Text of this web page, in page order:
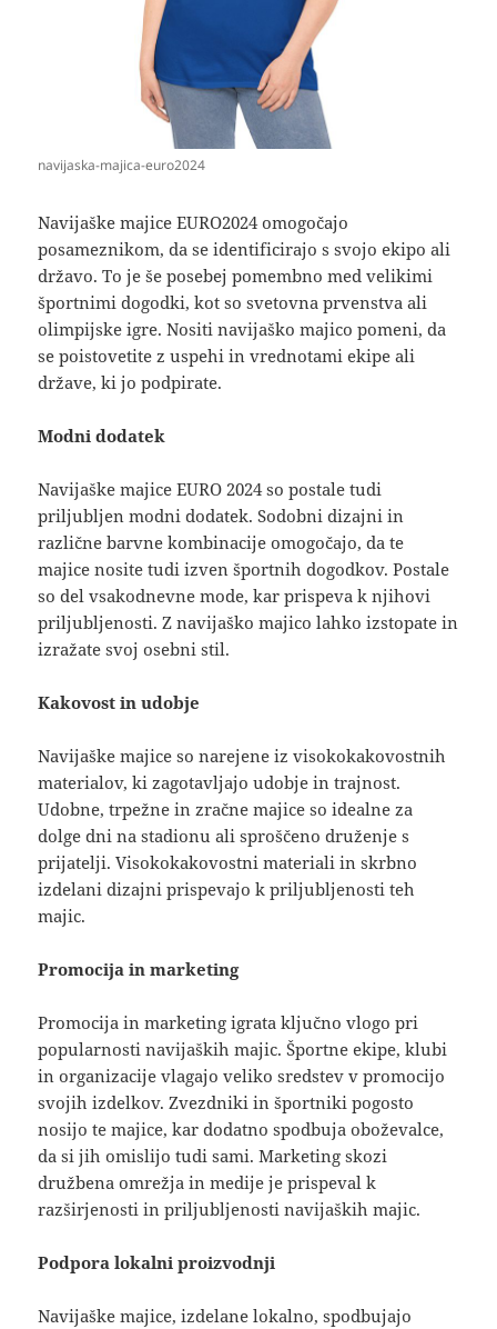
navijaska-majica-euro2024
Navijaške majice EURO2024 omogočajo
posameznikom, da se identificirajo s svojo ekipo ali
državo. To je še posebej pomembno med velikimi
športnimi dogodki, kot so svetovna prvenstva ali
olimpijske igre. Nositi navijaško majico pomeni, da
se poistovetite z uspehi in vrednotami ekipe ali
države, ki jo podpirate.
Modni dodatek
Navijaške majice EURO 2024 so postale tudi
priljubljen modni dodatek. Sodobni dizajni in
različne barvne kombinacije omogočajo, da te
majice nosite tudi izven športnih dogodkov. Postale
so del vsakodnevne mode, kar prispeva k njihovi
priljubljenosti. Z navijaško majico lahko izstopate in
izražate svoj osebni stil.
Kakovost in udobje
Navijaške majice so narejene iz visokokakovostnih
materialov, ki zagotavljajo udobje in trajnost.
Udobne, trpežne in zračne majice so idealne za
dolge dni na stadionu ali sproščeno druženje s
prijatelji. Visokokakovostni materiali in skrbno
izdelani dizajni prispevajo k priljubljenosti teh
majic.
Promocija in marketing
Promocija in marketing igrata ključno vlogo pri
popularnosti navijaških majic. Športne ekipe, klubi
in organizacije vlagajo veliko sredstev v promocijo
svojih izdelkov. Zvezdniki in športniki pogosto
nosijo te majice, kar dodatno spodbuja oboževalce,
da si jih omislijo tudi sami. Marketing skozi
družbena omrežja in medije je prispeval k
razširjenosti in priljubljenosti navijaških majic.
Podpora lokalni proizvodnji
Navijaške majice, izdelane lokalno, spodbujajo